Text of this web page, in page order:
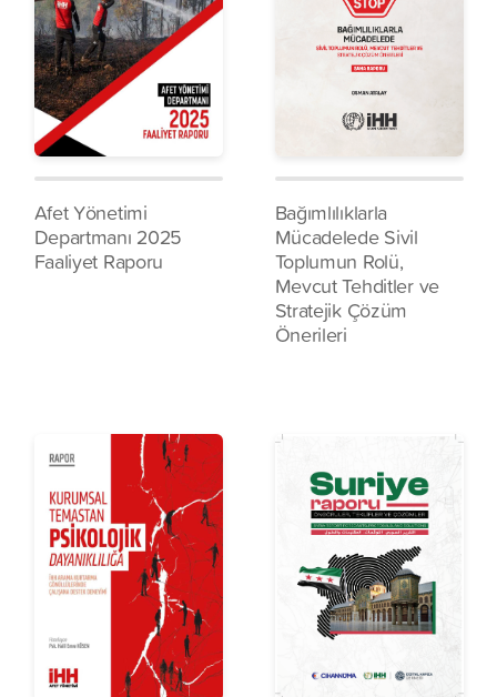
Afet Yönetimi
Departmanı 2025
Faaliyet Raporu
Bağımlılıklarla
Mücadelede Sivil
Toplumun Rolü,
Mevcut Tehditler ve
Stratejik Çözüm
Önerileri